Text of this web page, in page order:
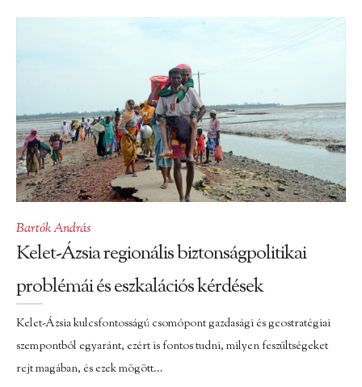
Bartók András
Kelet-Ázsia regionális biztonságpolitikai
problémái és eszkalációs kérdések
Kelet-Ázsia kulcsfontosságú csomópont gazdasági és geostratégiai
szempontból egyaránt, ezért is fontos tudni, milyen feszültségeket
rejt magában, és ezek mögött...